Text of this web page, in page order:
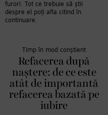
furori. Tot ce trebuie să știi
despre el poți afla citind în
continuare.
Timp în mod conștient
Refacerea după
naștere: de ce este
atât de importantă
refacerea bazată pe
iubire